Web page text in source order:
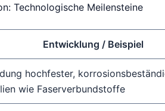
Technologische Meilensteine
Entwicklung / Beispiel
hochfester,
wie Faserverbundstoffe